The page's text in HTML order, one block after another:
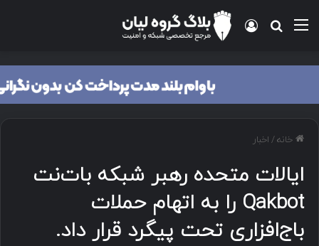
منو جستجو برای
ورود
خانه/ اخبار
ایالات متحده رهبر شبکه بات‌نت
Qakbot را به اتهام حملات
باج‌افزاری تحت پیگرد قرار داد.